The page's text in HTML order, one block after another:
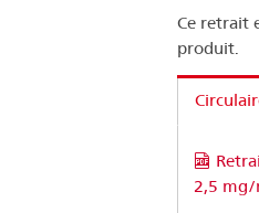
Ce retrait
produit.
2,5